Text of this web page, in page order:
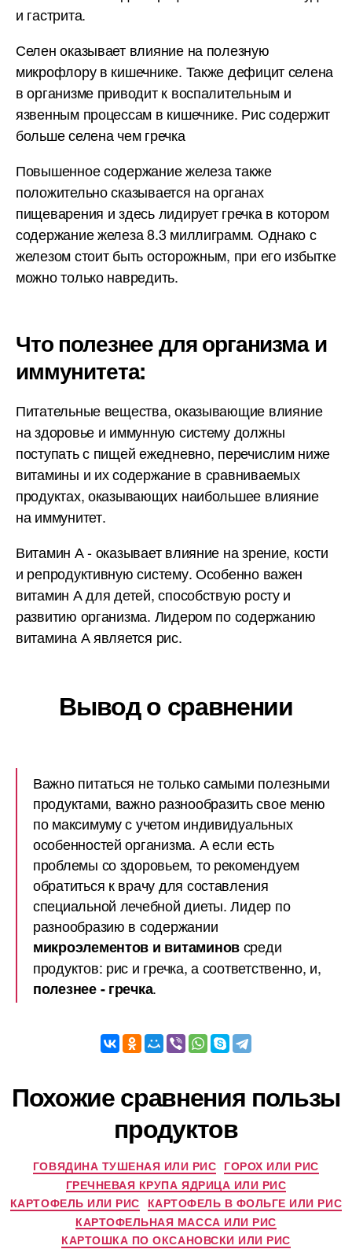
и гастрита.
Селен оказывает влияние на полезную
микрофлору в кишечнике. Также дефицит селена
в организме приводит к воспалительным и
язвенным процессам в кишечнике. Рис содержит
больше селена чем гречка
Повышенное содержание железа также
положительно сказывается на органах
пищеварения и здесь лидирует гречка в котором
содержание железа 8.3 миллиграмм. Однако с
железом стоит быть осторожным, при его избытке
можно только навредить.
Что полезнее для организма и
иммунитета:
Питательные вещества, оказывающие влияние
на здоровье и иммунную систему должны
поступать с пищей ежедневно, перечислим ниже
витамины и их содержание в сравниваемых
продуктах, оказывающих наибольшее влияние
на иммунитет.
Витамин А - оказывает влияние на зрение, кости
и репродуктивную систему. Особенно важен
витамин А для детей, способствую росту и
развитию организма. Лидером по содержанию
витамина А является рис.
Вывод о сравнении
Важно питаться не только самыми полезными
продуктами, важно разнообразить свое меню
по максимуму с учетом индивидуальных
особенностей организма. А если есть
проблемы со здоровьем, то рекомендуем
обратиться к врачу для составления
специальной лечебной диеты. Лидер по
разнообразию в содержании
микроэлементов и витаминовсреди
продуктов: рис и гречка, а соответственно, и,
полезнее - гречка.
Похожие сравнения пользы
продуктов
ГОВЯДИНА ТУШЕНАЯ ИЛИ РИС ГОРОХ ИЛИ РИС
ГРЕЧНЕВАЯ КРУПА ЯДРИЦА ИЛИ РИС
КАРТОФЕЛЬ ИЛИ РИС КАРТОФЕЛЬ В ФОЛЬГЕ ИЛИ РИС
КАРТОФЕЛЬНАЯ МАССА ИЛИ РИС
КАРТОШКА ПО ОКСАНОВСКИ ИЛИ РИС